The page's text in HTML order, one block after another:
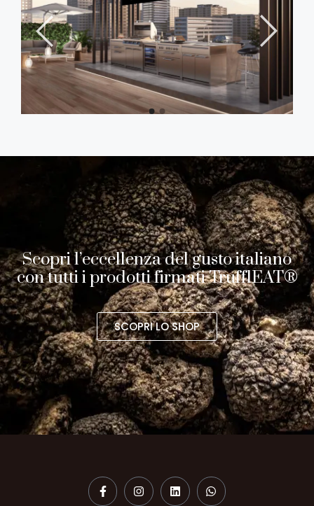
Scopri l’eccellenza del gusto italiano
con tutti i prodotti firmati TrufflEAT®
SCOPRI LO SHOP